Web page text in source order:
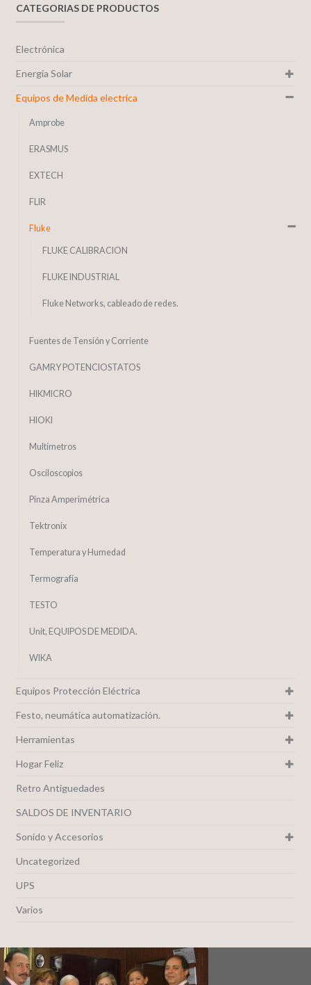
CATEGORIAS DE PRODUCTOS
Electrónica
Energía Solar
Equipos de Medida electrica
Amprobe
ERASMUS
EXTECH
FLIR
Fluke
FLUKE CALIBRACION
FLUKE INDUSTRIAL
Fluke Networks, cableado de redes.
Fuentes de Tensión y Corriente
GAMRY POTENCIOSTATOS
HIKMICRO
HIOKI
Multímetros
Osciloscopios
Pinza Amperimétrica
Tektronix
Temperatura y Humedad
Termografía
TESTO
Unit, EQUIPOS DE MEDIDA.
WIKA
Equipos Protección Eléctrica
Festo, neumática automatización.
Herramientas
Hogar Feliz
Retro Antiguedades
SALDOS DE INVENTARIO
Sonido y Accesorios
Uncategorized
UPS
Varios